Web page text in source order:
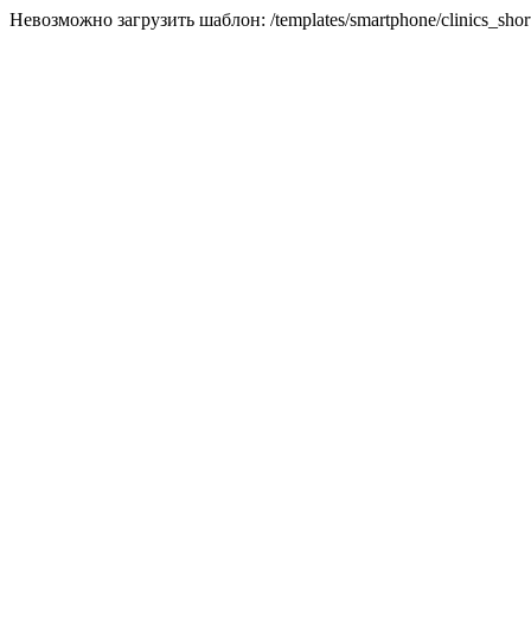
Невозможно загрузить шаблон: /templates/smartphone/